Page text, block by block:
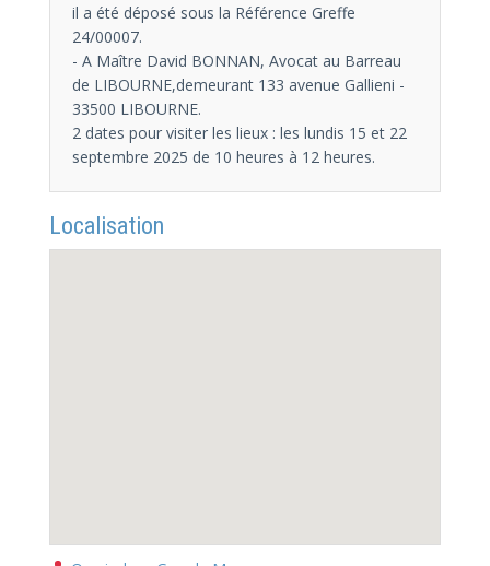
il a été déposé sous la Référence Greffe
24/00007.
- A Maître David BONNAN, Avocat au Barreau
de LIBOURNE,demeurant 133 avenue Gallieni -
33500 LIBOURNE.
2 dates pour visiter les lieux : les lundis 15 et 22
septembre 2025 de 10 heures à 12 heures.
Localisation